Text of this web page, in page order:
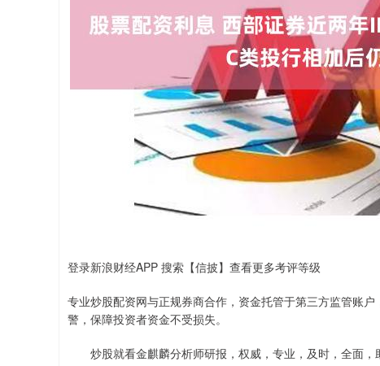
登录新浪财经APP 搜索【信披】查看更多考评等级
专业炒股配资网与正规券商合作，资金托管于第三方监管账
警，保障投资者资金不受损失。
炒股就看金麒麟分析师研报，权威，专业，及时，全面，